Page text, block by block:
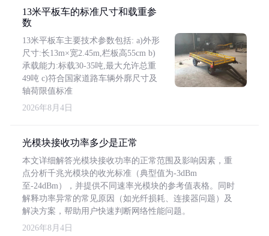
13米平板车的标准尺寸和载重参
数
13米平板车主要技术参数包括: a)外形
尺寸:长13m×宽2.45m,栏板高55cm b)
承载能力:标载30-35吨,最大允许总重
49吨 c)符合国家道路车辆外廓尺寸及
轴荷限值标准
2026年8月4日
光模块接收功率多少是正常
本文详细解答光模块接收功率的正常范围及影响因素，重
点分析千兆光模块的收光标准（典型值为-3dBm
至-24dBm），并提供不同速率光模块的参考值表格。同时
解释功率异常的常见原因（如光纤损耗、连接器问题）及
解决方案，帮助用户快速判断网络性能问题。
2026年8月4日